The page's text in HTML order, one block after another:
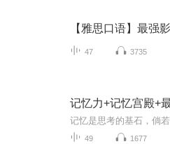
【雅思口语】最强
47 3735
记忆力+记忆宫殿+
49 1677